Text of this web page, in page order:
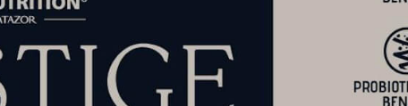
Passwort vergessen?